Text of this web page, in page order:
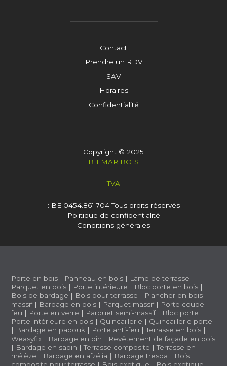
Contact
Prendre un RDV
SAV
Horaires
Confidentialité
Copyright © 2025
BIEMAR BOIS
TVA
: BE 0454.861.704Tous droits réservés
Politique de confidentialité
Conditions générales
Porte en bois | Panneau en bois | Lame de terrasse |
Parquet en bois | Porte intérieure | Bloc porte en bois |
Bois de bardage | Bois pour terrasse | Plancher en bois
massif| Bardage en bois | Parquet massif| Porte coupe
feu | Porte en verre | Parquet semi-massif| Bloc porte |
Porte intérieure en bois | Quincaillerie | Quincaillerie porte
| Bardage en padouk | Porte anti-feu |Terrasse en bois |
Weasyfix | Bardage en pin | Revêtement de façade en bois
| Bardage en sapin |Terrasse composite |Terrasse en
mélèze | Bardage en afzélia | Bardage trespa | Bois
composite pour terrasse | Bois exotique | Bois exotique